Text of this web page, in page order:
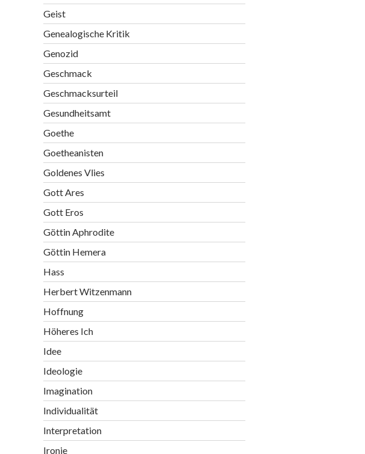
Geist
Genealogische Kritik
Genozid
Geschmack
Geschmacksurteil
Gesundheitsamt
Goethe
Goetheanisten
Goldenes Vlies
Gott Ares
Gott Eros
Göttin Aphrodite
Göttin Hemera
Hass
Herbert Witzenmann
Hoffnung
Höheres Ich
Idee
Ideologie
Imagination
Individualität
Interpretation
Ironie